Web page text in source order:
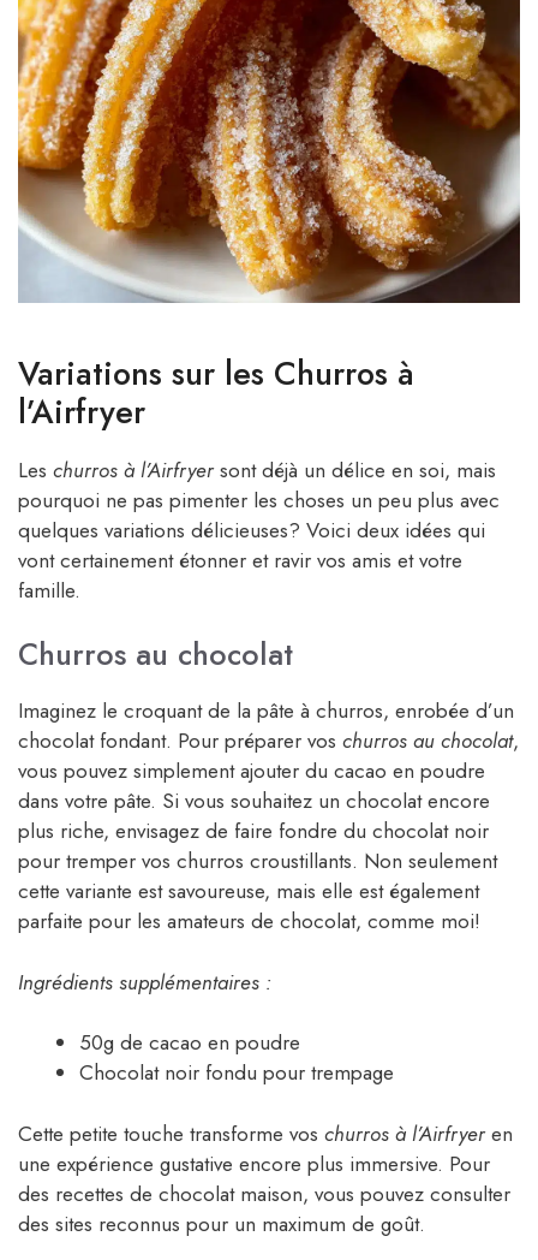
Variations sur les Churros à
l’Airfryer
Les churros à l’Airfryersont déjà un délice en soi, mais
pourquoi ne pas pimenter les choses un peu plus avec
quelques variations délicieuses? Voici deux idées qui
vont certainement étonner et ravir vos amis et votre
famille.
Churros au chocolat
Imaginez le croquant de la pâte à churros, enrobée d’un
chocolat fondant. Pour préparer vos churros au chocolat,
vous pouvez simplement ajouter du cacao en poudre
dans votre pâte. Si vous souhaitez un chocolat encore
plus riche, envisagez de faire fondre du chocolat noir
pour tremper vos churros croustillants. Non seulement
cette variante est savoureuse, mais elle est également
parfaite pour les amateurs de chocolat, comme moi!
Ingrédients supplémentaires :
50g de cacao en poudre
Chocolat noir fondu pour trempage
Cette petite touche transforme vos churros à l’Airfryeren
une expérience gustative encore plus immersive. Pour
des recettes de chocolat maison, vous pouvez consulter
des sites reconnus pour un maximum de goût.